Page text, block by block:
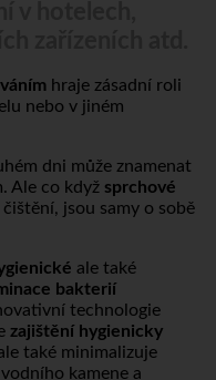
hraje zásadní roli
nebo v jiném
dni může znamenat
Ale co kdyžsprchové
jsou samy o sobě
ale také
bakterií
technologie
zajištění hygienicky
také minimalizuje